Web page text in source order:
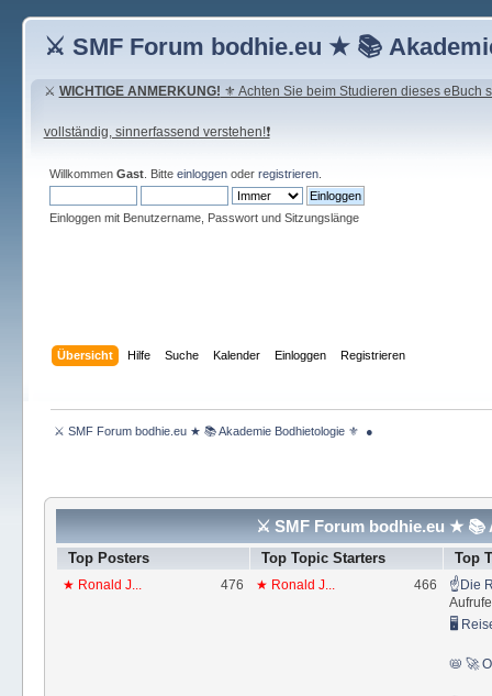
⚔ SMF Forum bodhie.eu ★ 📚
⚔ WICHTIGE ANMERKUNG! ⚜ Achten Sie beim Studieren dieses eBuch
vollständig, sinnerfassend verstehen!❗
Willkommen Gast. Bitte einloggenoder registrieren.
Einloggen mit Benutzername, Passwort und Sitzungslänge
Übersicht Hilfe Suche Kalender Einloggen Registrieren
⚔ SMF Forum bodhie.eu ★ 📚 Akademie Bodhietologie ⚜  ●
⚔ SMF Forum bodhie.eu ★ 📚
Top Posters Top Topic Starters Top
★ Ronald J... 476 ★ Ronald J... 466
☝Die
Aufrufe
🖥
📛 🚀